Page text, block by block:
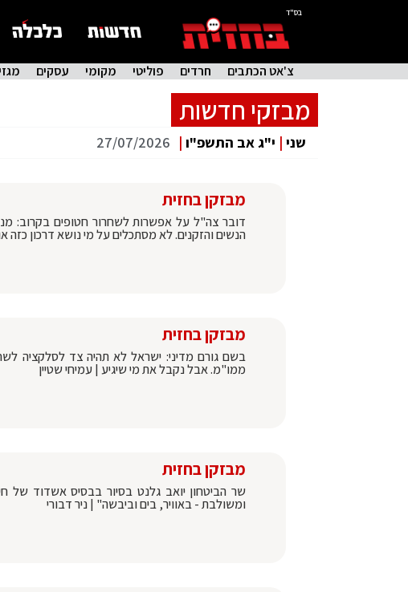
בס"ד
צ'אט הכתבים חרדים פוליטי מקומי עסקים
מבזקי חדשות
שני | י"ג אב התשפ"ו |
27/07/2026
מבזקן בחזית
דובר צה"ל על אפשרות לשחרור חטופים בקרוב:
הנשים והזקנים. לא מסתכלים על מי נושא דרכון
מבזקן בחזית
בשם גורם מדיני: ישראל לא תהיה צד לסלקציה
ממו"מ. אבל נקבל את מי שיגיע | עמיחי שטיין
מבזקן בחזית
שר הביטחון יואב גלנט בסיור בבסיס אשדוד של
ומשולבת - באוויר, בים וביבשה" | ניר דבורי